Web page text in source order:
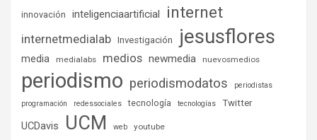
innovación inteligenciaartificial internet
internetmedialab Investigación jesusflores
media medialabs medios newmedia nuevosmedios
periodismo periodismodatos
periodistas
programación
redessociales tecnología tecnologías Twitter
UCDavis UCM web youtube